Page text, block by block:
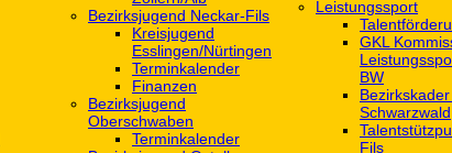
Bezirksjugend Neckar-Fils
Kreisjugend
‎Esslingen/Nürtingen
Terminkalender
Finanzen
Bezirksjugend
Oberschwaben
Terminkalender
Leistungssport
GKL
BW
Bezirkskader
Schwarzwald
Fils